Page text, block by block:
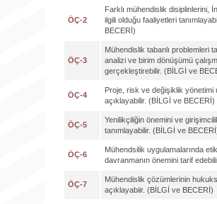
ÖÇ-2
Farklı mühendislik disiplinlerini,
ilgili olduğu faaliyetleri
BECERİ)
ÖÇ-3
Mühendislik tabanlı problemleri
analizi ve birim dönüşümü
gerçekleştirebilir. (BİLGİ ve
ÖÇ-4
Proje, risk ve değişiklik yönetimi
açıklayabilir. (BİLGİ ve BECERİ)
ÖÇ-5
Yenilikçiliğin önemini ve
tanımlayabilir. (BİLGİ ve
ÖÇ-6
Mühendsilik uygulamalarında
davranmanın önemini tarif
ÖÇ-7
Mühendislik çözümlerinin
açıklayabiir. (BİLGİ ve BECERİ)